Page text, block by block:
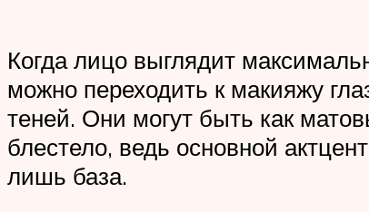
Когда лицо выглядит
можно переходить к макияжу
теней. Они могут быть как
блестело, ведь основной
лишь база.